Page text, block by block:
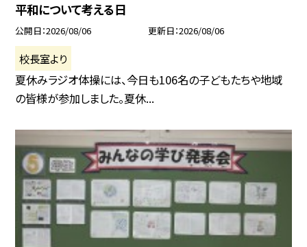
平和について考える日
公開日 2026/08/06 更新日 2026/08/06
校長室より
夏休みラジオ体操には、今日も106名の子どもたちや地域
の皆様が参加しました。夏休...